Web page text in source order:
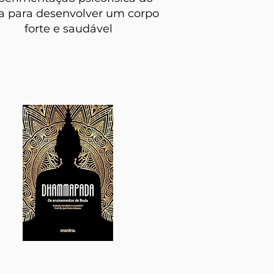
para desenvolver um corpo
forte e saudável